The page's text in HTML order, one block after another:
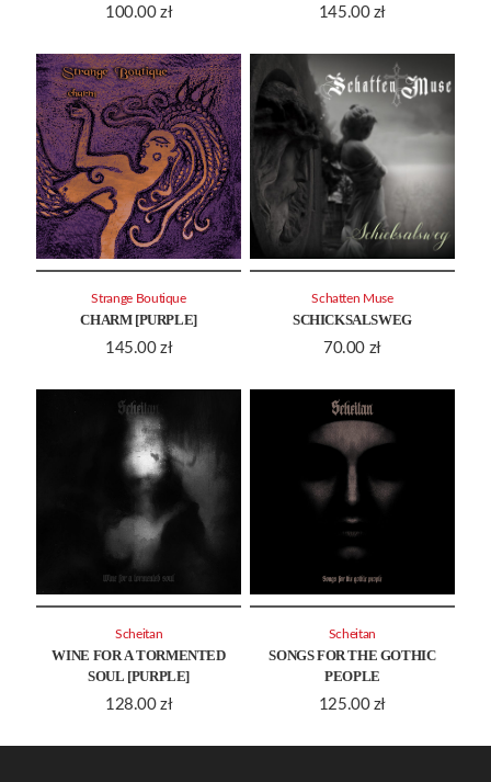
100.00 zł
145.00 zł
CHARM [PURPLE]
145.00 zł
Strange Boutique
SCHICKSALSWEG
70.00 zł
Schatten Muse
WINE FOR A TORMENTED
SOUL [PURPLE]
128.00 zł
Scheitan
SONGS FOR THE GOTHIC
PEOPLE
125.00 zł
Scheitan